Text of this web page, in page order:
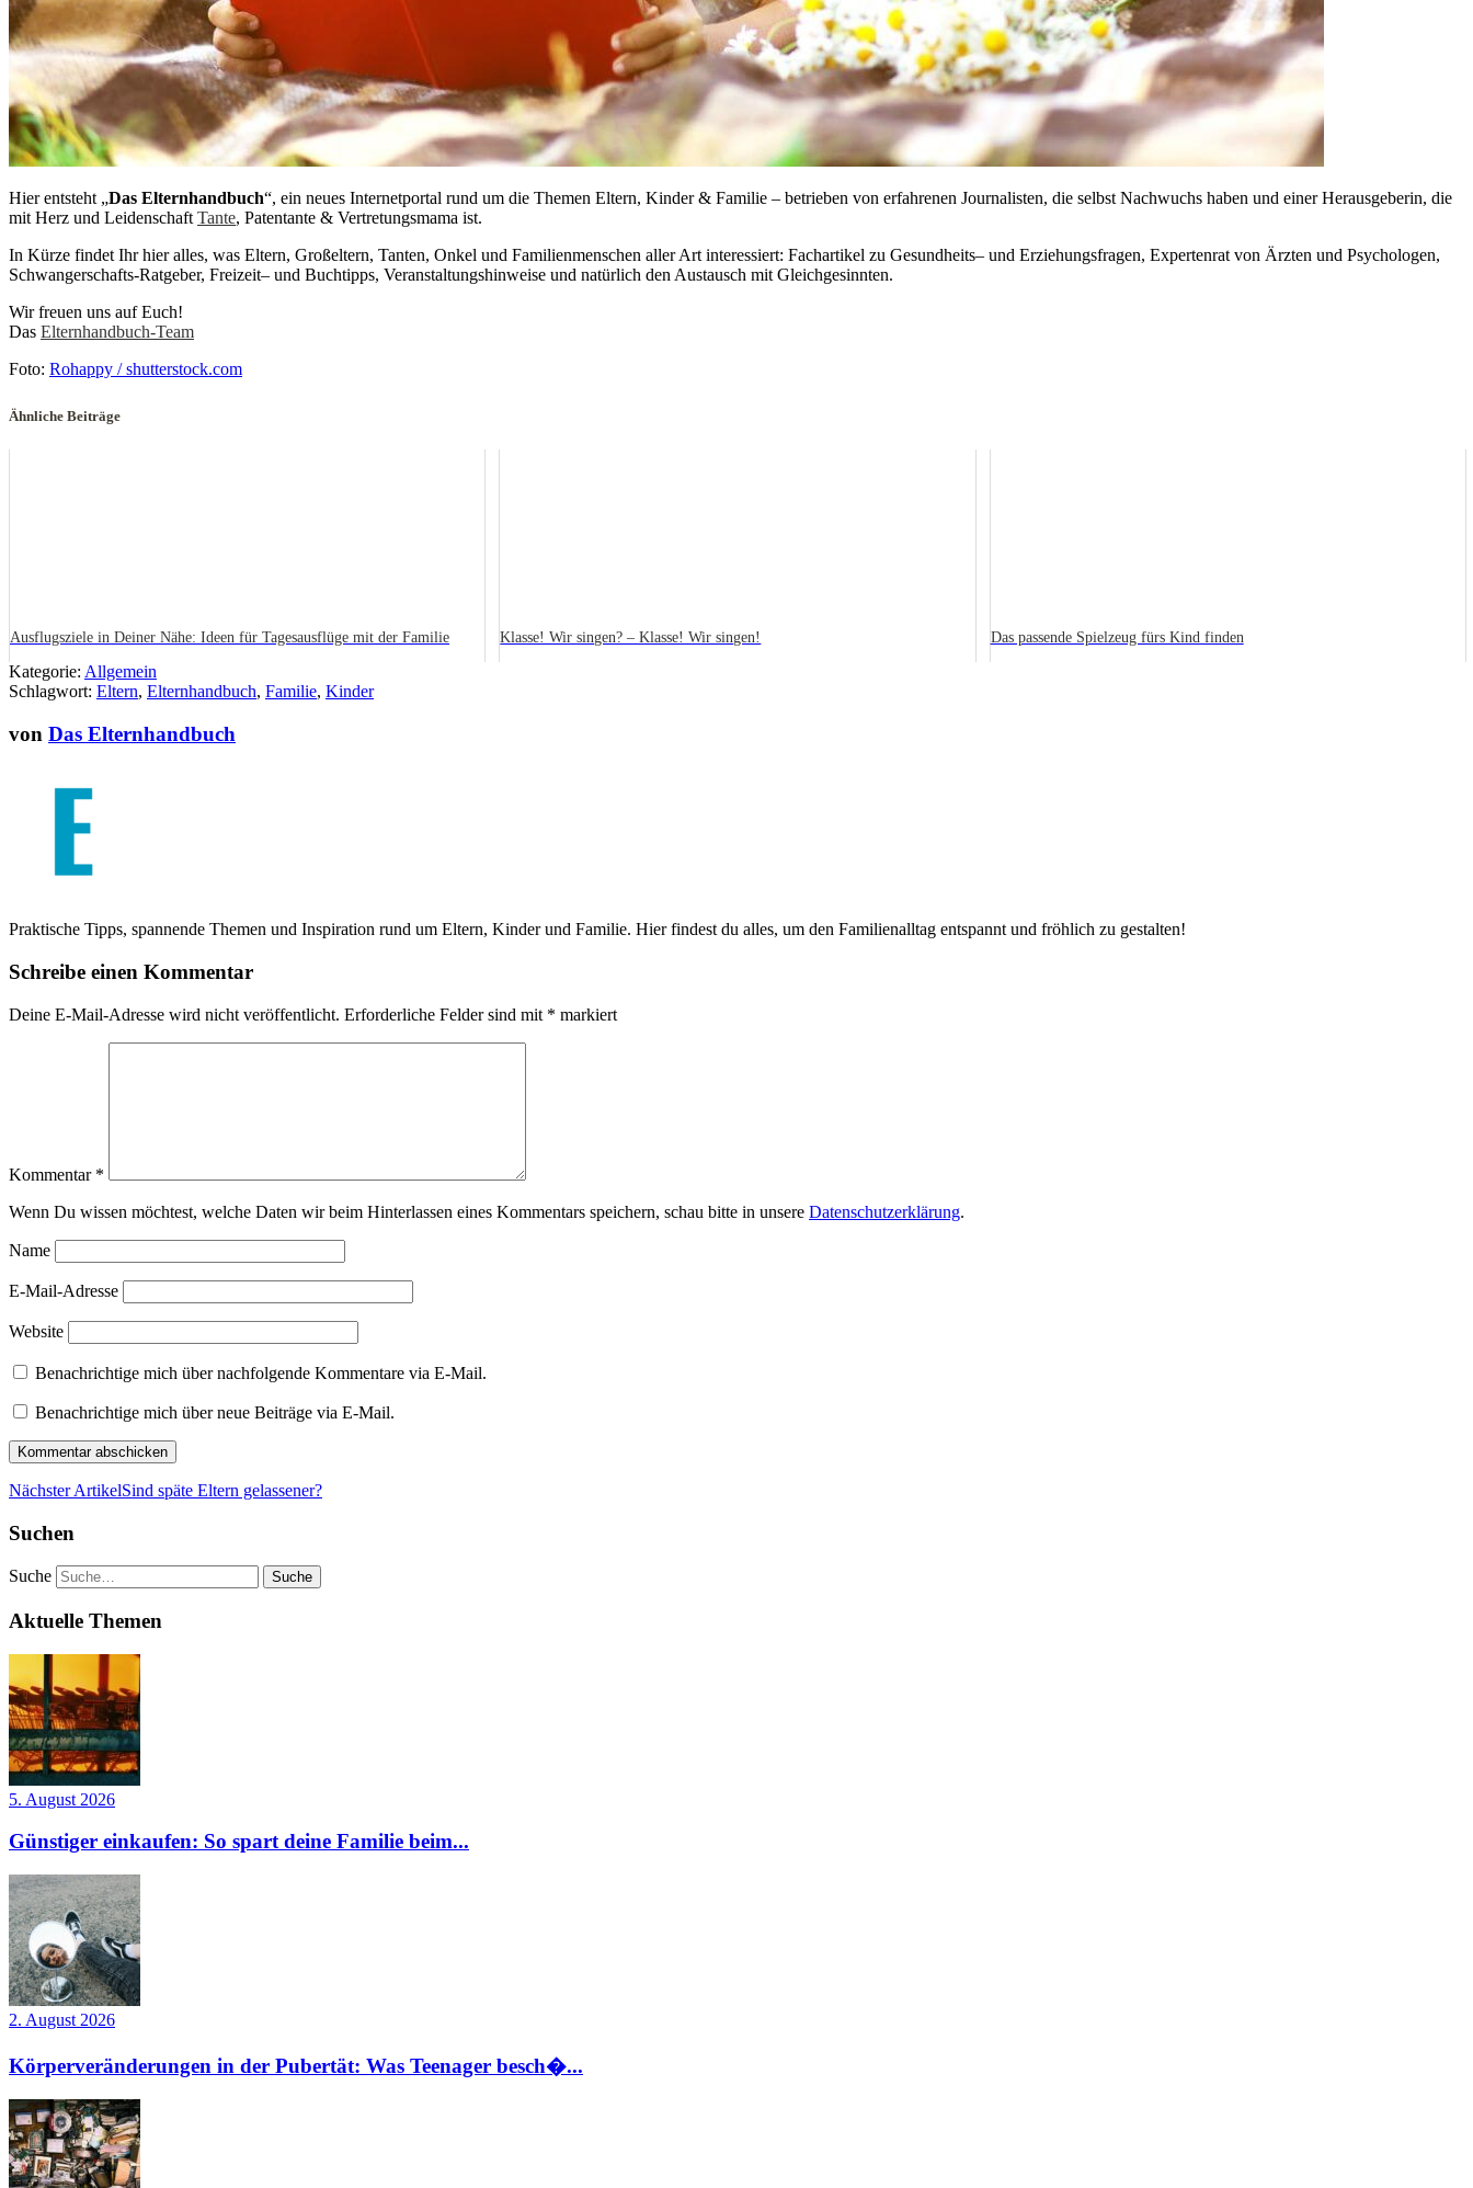
Hier entsteht „Das Elternhandbuch“, ein neues Internetportal rund um die Themen Eltern, Kinder & Familie – betrieben von erfahrenen Journalisten, die selbst Nachwuchs haben und einer Herausgeberin, die
mit Herz und Leidenschaft Tante, Patentante & Vertretungsmama ist.
In Kürze findet Ihr hier alles, was Eltern, Großeltern, Tanten, Onkel und Familienmenschen aller Art interessiert: Fachartikel zu Gesundheits– und Erziehungsfragen, Expertenrat von Ärzten und Psychologen,
Schwangerschafts-Ratgeber, Freizeit– und Buchtipps, Veranstaltungshinweise und natürlich den Austausch mit Gleichgesinnten.
Wir freuen uns auf Euch!
Das Elternhandbuch-Team
Foto: Rohappy / shutterstock.com
Ähnliche Beiträge
Ausflugsziele in Deiner Nähe: Ideen für Tagesausflüge mit der Familie Klasse! Wir singen? – Klasse! Wir singen! Das passende Spielzeug fürs Kind finden
Kategorie: Allgemein
Schlagwort: Eltern, Elternhandbuch, Familie, Kinder
von Das Elternhandbuch
Praktische Tipps, spannende Themen und Inspiration rund um Eltern, Kinder und Familie. Hier findest du alles, um den Familienalltag entspannt und fröhlich zu gestalten!
Schreibe einen Kommentar
Deine E-Mail-Adresse wird nicht veröffentlicht. Erforderliche Felder sind mit * markiert
Kommentar *
Wenn Du wissen möchtest, welche Daten wir beim Hinterlassen eines Kommentars speichern, schau bitte in unsere Datenschutzerklärung.
Name
E-Mail-Adresse
Website
Benachrichtige mich über nachfolgende Kommentare via E-Mail.
Benachrichtige mich über neue Beiträge via E-Mail.
Nächster ArtikelSind späte Eltern gelassener?
Suchen
Suche
Aktuelle Themen
5. August 2026
Günstiger einkaufen: So spart deine Familie beim...
2. August 2026
Körperveränderungen in der Pubertät: Was Teenager besch�...